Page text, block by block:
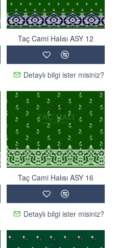
Taç Cami Halısı ASY 12
Detaylı bilgi ister misiniz?
Taç Cami Halısı ASY 16
Detaylı bilgi ister misiniz?